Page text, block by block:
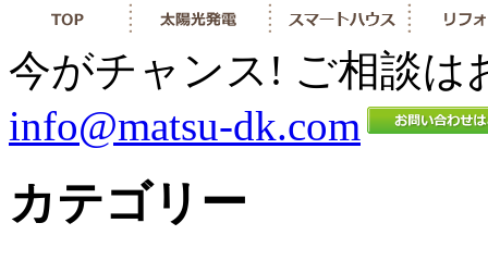
今がチャンス! ご相談は
info@matsu-dk.com
カテゴリー